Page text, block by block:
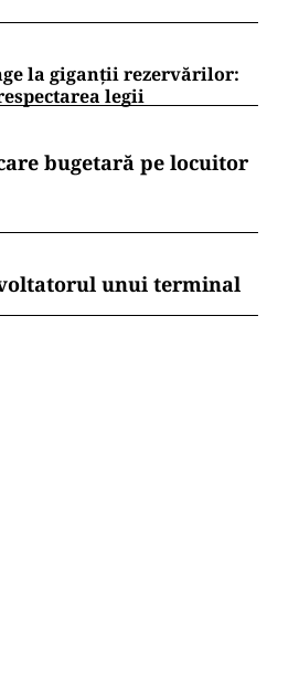
la giganții rezervărilor:
legii
bugetară pe locuitor
unui terminal